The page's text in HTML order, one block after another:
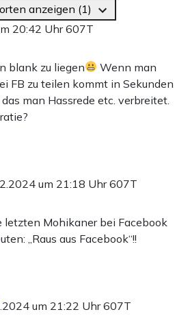
anzeigen (1)
20:42 Uhr607T
blank zu liegen
Wenn man
FB zu teilen kommt in Sekunden
man Hassrede etc. verbreitet.
um 21:18 Uhr607T
letzten Mohikaner bei Facebook
„Raus aus Facebook“!!
um 21:22 Uhr607T